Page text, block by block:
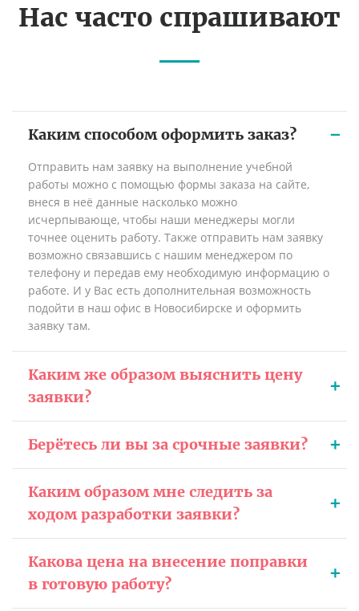
Нас часто спрашивают
Каким способом оформить заказ?
Отправить нам заявку на выполнение учебной
работы можно с помощью формы заказа на сайте,
внеся в неё данные насколько можно
исчерпывающе, чтобы наши менеджеры могли
точнее оценить работу. Также отправить нам заявку
возможно связавшись с нашим менеджером по
телефону и передав ему необходимую информацию о
работе. И у Вас есть дополнительная возможность
подойти в наш офис в Новосибирске и оформить
заявку там.
Каким же образом выяснить цену
заявки?
Берётесь ли вы за срочные заявки?
Каким образом мне следить за
ходом разработки заявки?
Какова цена на внесение поправки
в готовую работу?